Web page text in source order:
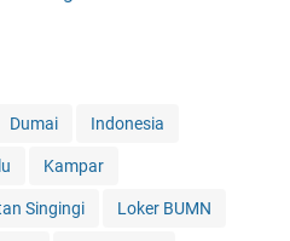
Dumai Indonesia
Kampar
Singingi Loker BUMN